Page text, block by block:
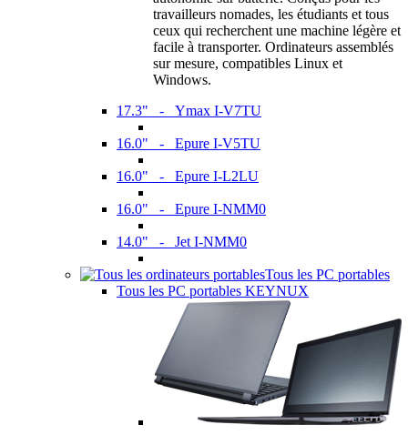
travailleurs nomades, les étudiants et tous
ceux qui recherchent une machine légère et
facile à transporter. Ordinateurs assemblés
sur mesure, compatibles Linux et
Windows.
17.3" - Ymax I-V7TU
16.0" - Epure I-V5TU
16.0" - Epure I-L2LU
16.0" - Epure I-NMM0
14.0" - Jet I-NMM0
Tous les PC portables
Tous les PC portables KEYNUX